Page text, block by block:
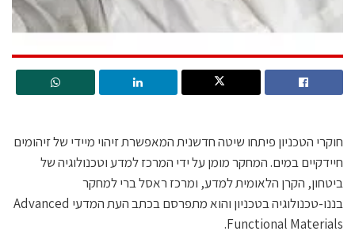
חוקרי הטכניון פיתחו שיטה חדשנית המאפשרת זיהוי מיידי של זיהומים
חיידקיים במים. המחקר מומן על ידי המרכז למדע וטכנולוגיה של
ביטחון, הקרן הלאומית למדע, ומרכז ראסל ברי למחקר
בננו-טכנולוגיה בטכניון והוא מתפרסם בכתב העת המדעי Advanced
Functional Materials.